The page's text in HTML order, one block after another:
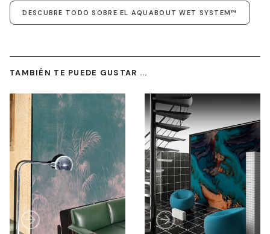
DESCUBRE TODO SOBRE EL AQUABOUT WET SYSTEM™
TAMBIÉN TE PUEDE GUSTAR ...